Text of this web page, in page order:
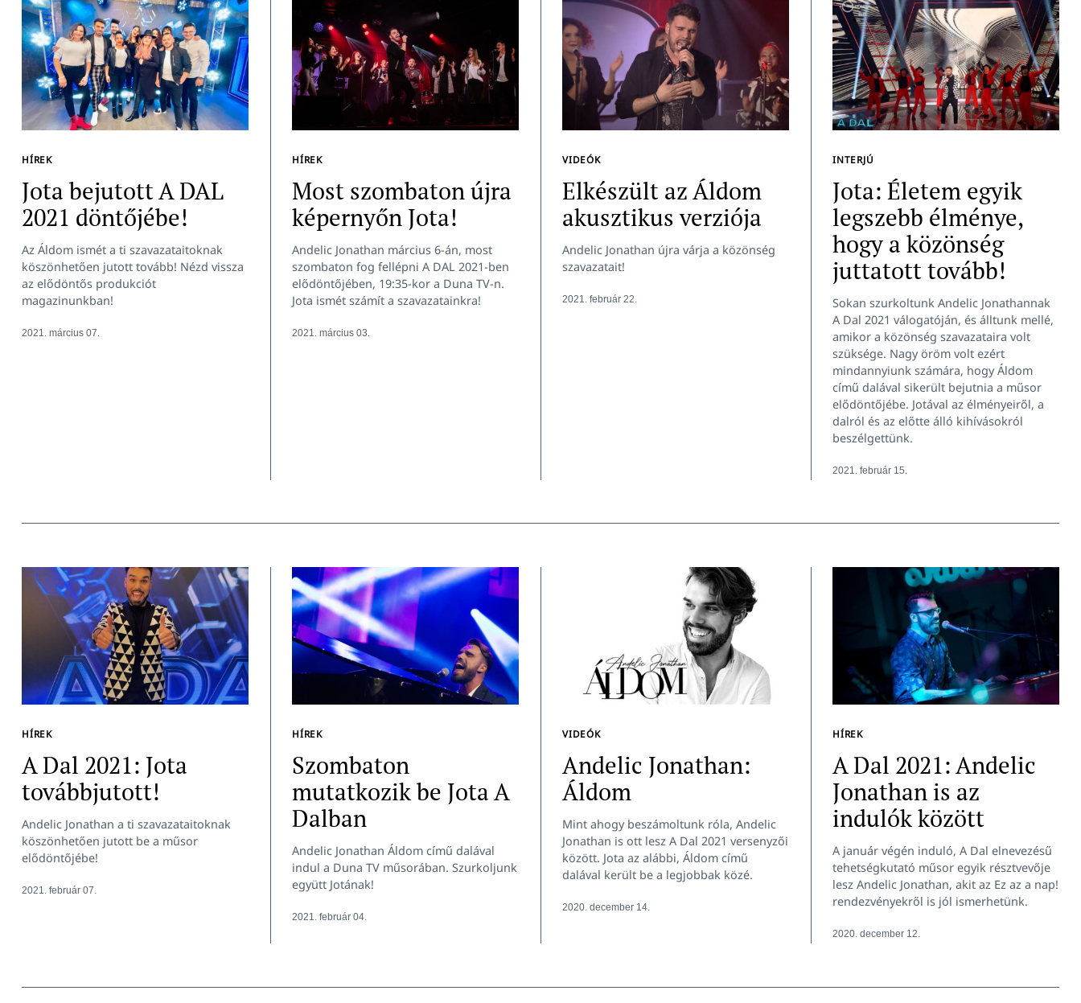
HÍREK
Jota bejutott A DAL
2021 döntőjébe!
Az Áldom ismét a ti szavazataitoknak
köszönhetően jutott tovább! Nézd vissza
az elődöntős produkciót
magazinunkban!
2021. március 07.
HÍREK
Most szombaton újra
képernyőn Jota!
Andelic Jonathan március 6-án, most
szombaton fog fellépni A DAL 2021-ben
elődöntőjében, 19:35-kor a Duna TV-n.
Jota ismét számít a szavazatainkra!
2021. március 03.
VIDEÓK
Elkészült az Áldom
akusztikus verziója
Andelic Jonathan újra várja a közönség
szavazatait!
2021. február 22.
INTERJÚ
Jota: Életem egyik
legszebb élménye,
hogy a közönség
juttatott tovább!
Sokan szurkoltunk Andelic Jonathannak
A Dal 2021 válogatóján, és álltunk mellé,
amikor a közönség szavazataira volt
szüksége. Nagy öröm volt ezért
mindannyiunk számára, hogy Áldom
című dalával sikerült bejutnia a műsor
elődöntőjébe. Jotával az élményeiről, a
dalról és az előtte álló kihívásokról
beszélgettünk.
2021. február 15.
HÍREK
A Dal 2021: Jota
továbbjutott!
Andelic Jonathan a ti szavazataitoknak
köszönhetően jutott be a műsor
elődöntőjébe!
2021. február 07.
HÍREK
Szombaton
mutatkozik be Jota A
Dalban
Andelic Jonathan Áldom című dalával
indul a Duna TV műsorában. Szurkoljunk
együtt Jotának!
2021. február 04.
VIDEÓK
Andelic Jonathan:
Áldom
Mint ahogy beszámoltunk róla, Andelic
Jonathan is ott lesz A Dal 2021 versenyzői
között. Jota az alábbi, Áldom című
dalával került be a legjobbak közé.
2020. december 14.
HÍREK
A Dal 2021: Andelic
Jonathan is az
indulók között
A január végén induló, A Dal elnevezésű
tehetségkutató műsor egyik résztvevője
lesz Andelic Jonathan, akit az Ez az a nap!
rendezvényekről is jól ismerhetünk.
2020. december 12.